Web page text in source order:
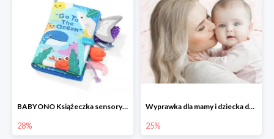
BABYONO Książeczka sensoryczna Go To The Ocean -28%
28%
Wyprawka dla mamy i dziecka do -25%
25%